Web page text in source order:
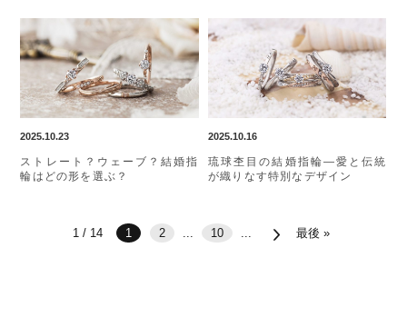
2025.10.23
ストレート？ウェーブ？結婚指
輪はどの形を選ぶ？
2025.10.16
琉球杢目の結婚指輪—愛と伝統
が織りなす特別なデザイン
1 / 14 1 2 10 最後 »